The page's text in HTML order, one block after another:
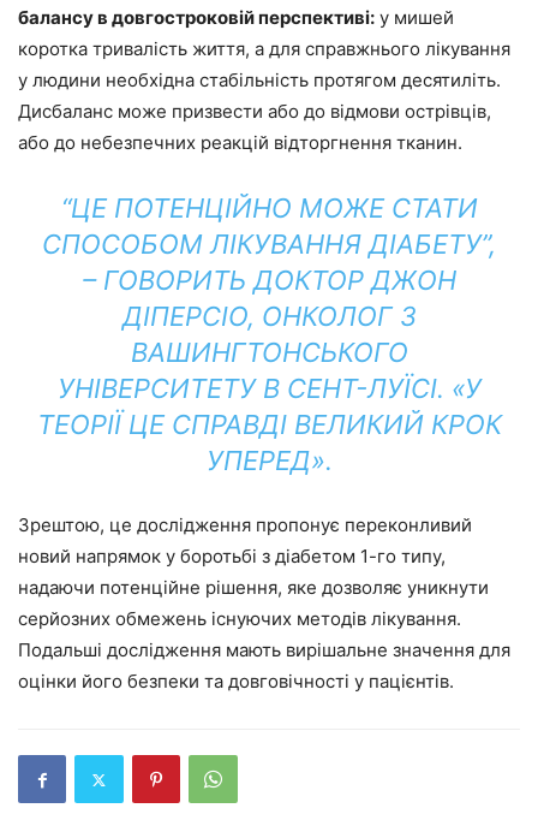
балансу в довгостроковій перспективі: у мишей
коротка тривалість життя, а для справжнього лікування
у людини необхідна стабільність протягом десятиліть.
Дисбаланс може призвести або до відмови острівців,
або до небезпечних реакцій відторгнення тканин.
“ЦЕ ПОТЕНЦІЙНО МОЖЕ СТАТИ
СПОСОБОМ ЛІКУВАННЯ ДІАБЕТУ”,
– ГОВОРИТЬ ДОКТОР ДЖОН
ДІПЕРСІО, ОНКОЛОГ З
ВАШИНГТОНСЬКОГО
УНІВЕРСИТЕТУ В СЕНТ-ЛУЇСІ. «У
ТЕОРІЇ ЦЕ СПРАВДІ ВЕЛИКИЙ КРОК
УПЕРЕД».
Зрештою, це дослідження пропонує переконливий
новий напрямок у боротьбі з діабетом 1-го типу,
надаючи потенційне рішення, яке дозволяє уникнути
серйозних обмежень існуючих методів лікування.
Подальші дослідження мають вирішальне значення для
оцінки його безпеки та довговічності у пацієнтів.